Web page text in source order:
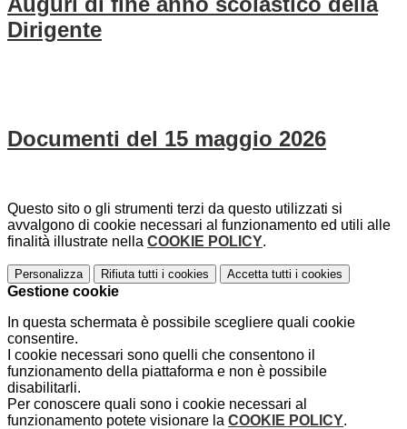
Dirigente
Documenti del 15 maggio 2026
Questo sito o gli strumenti terzi da questo utilizzati si
avvalgono di cookie necessari al funzionamento ed utili alle
finalità illustrate nella COOKIE POLICY.
Personalizza Rifiuta tutti i cookies Accetta tutti i cookies
Gestione cookie
In questa schermata è possibile scegliere quali cookie
consentire.
I cookie necessari sono quelli che consentono il
funzionamento della piattaforma e non è possibile
disabilitarli.
Per conoscere quali sono i cookie necessari al
funzionamento potete visionare la COOKIE POLICY.